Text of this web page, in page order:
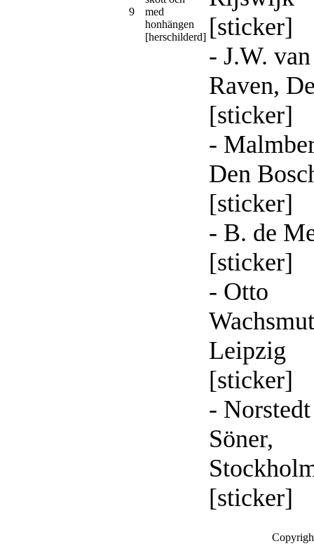
9
med
honhängen
[herschilderd] [sticker]
- J.W. van
Raven,
[sticker]
-
Den
[sticker]
- B. de
[sticker]
- Otto
Leipzig
[sticker]
-
Söner,
[sticker]